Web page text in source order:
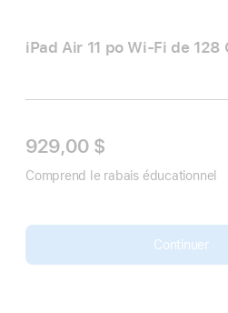
iPad Air 11 po Wi‑Fi de 128
929,00 $
Comprend le rabais éducationnel
Continuer